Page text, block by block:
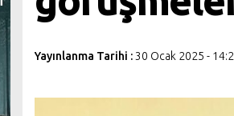
Yayınlanma Tarihi :30 Ocak 2025 -